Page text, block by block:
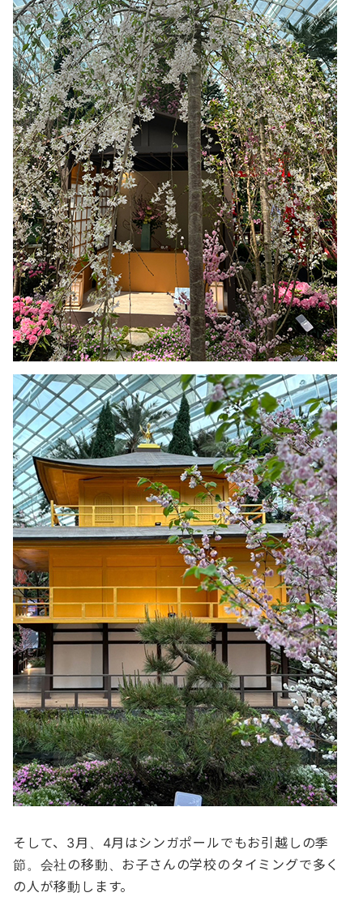
そして、3月、4月はシンガポールでもお引越しの季
節。会社の移動、お子さんの学校のタイミングで多く
の人が移動します。